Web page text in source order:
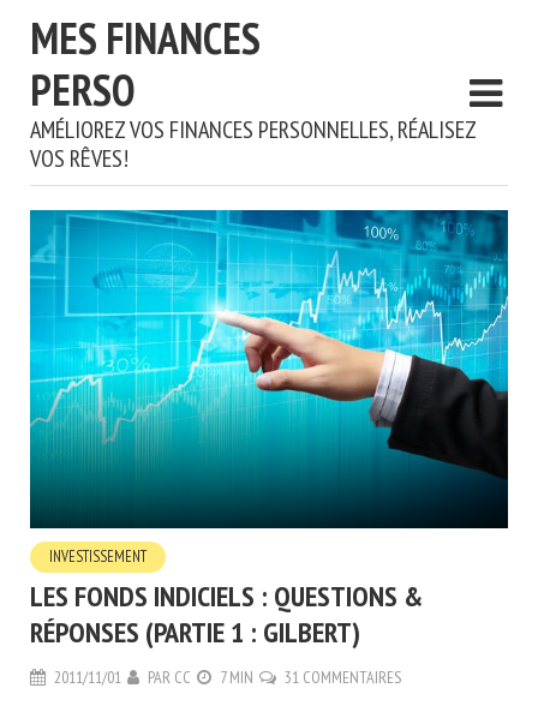
MES FINANCES
PERSO
AMÉLIOREZ VOS FINANCES PERSONNELLES, RÉALISEZ
VOS RÊVES!
INVESTISSEMENT
LES FONDS INDICIELS : QUESTIONS &
RÉPONSES (PARTIE 1 : GILBERT)
2011/11/01 PAR CC 7 MIN 31 COMMENTAIRES